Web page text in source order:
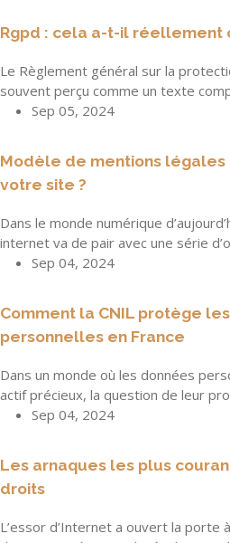
Rgpd : cela a-t-il réellement
Le Règlement général sur la
souvent perçu comme un texte
Sep 05, 2024
Modèle de mentions légales
votre site ?
Dans le monde numérique
internet va de pair avec une série
Sep 04, 2024
Comment la CNIL protège
personnelles en France
Dans un monde où les données
actif précieux, la question de leur
Sep 04, 2024
Les arnaques les plus
droits
L’essor d’Internet a ouvert la porte